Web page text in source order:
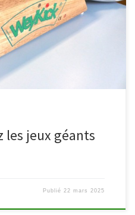
Le catalogue de la
les demandes affluent,
(080799930), par email
les jeux géants
Publié 22 mars 2025